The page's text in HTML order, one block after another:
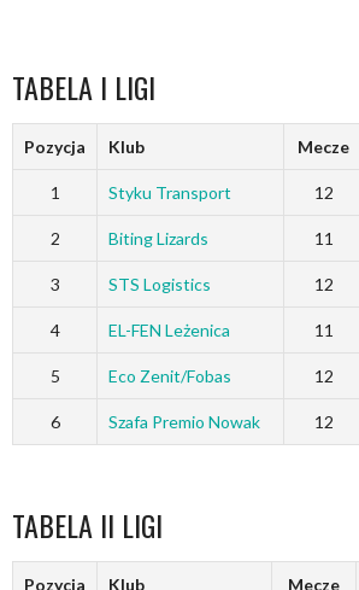
TABELA I LIGI
Pozycja Klub Mecze
1 Styku Transport 12
2 Biting Lizards 11
3 STS Logistics 12
4 EL-FEN Leżenica 11
5 Eco Zenit/Fobas 12
6 Szafa Premio Nowak 12
TABELA II LIGI
Pozycja Klub Mecze